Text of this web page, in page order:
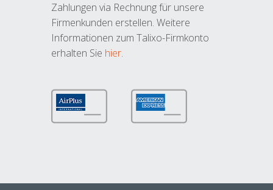
Zahlungen via Rechnung für unsere
Firmenkunden erstellen. Weitere
Informationen zum Talixo-Firmkonto
erhalten Sie hier.